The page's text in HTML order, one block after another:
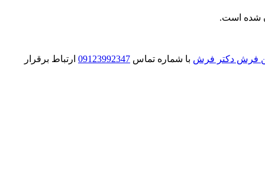
شده است.
فرش دکتر فرش با شماره تماس 09123992347 ارتباط برقرار